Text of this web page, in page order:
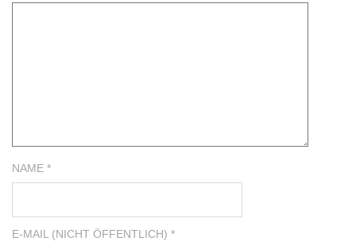
NAME *
E-MAIL (NICHT ÖFFENTLICH) *